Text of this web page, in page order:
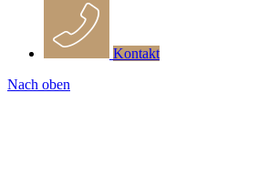
Kontakt
Nach oben